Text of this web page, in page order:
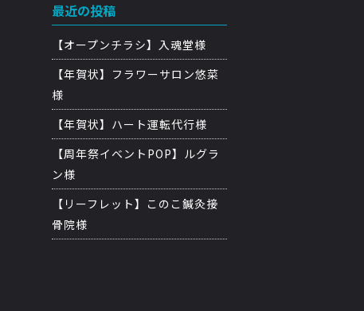
最近の投稿
【オープンチラシ】入魂堂様
【年賀状】フラワーサロン悠菜
様
【年賀状】ハート運転代行様
【周年祭イベントPOP】ルグラ
ン様
【リーフレット】このこ鍼灸接
骨院様